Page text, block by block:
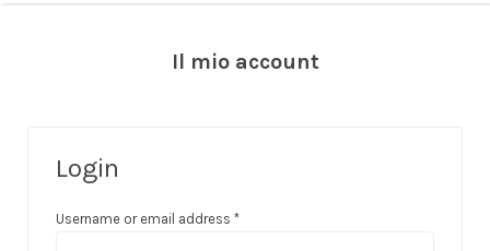
Il mio account
Login
Username or email address *Richiesto